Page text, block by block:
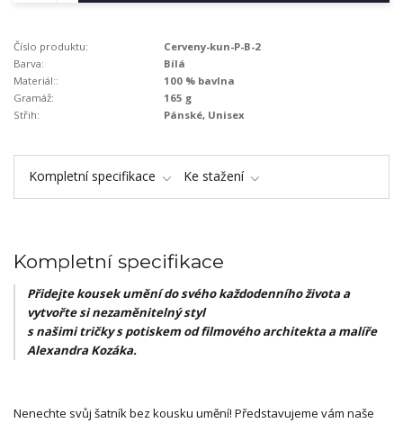
Číslo produktu:
Cerveny-kun-P-B-2
Barva:
Bílá
Materiál::
100 % bavlna
Gramáž:
165 g
Střih:
Pánské, Unisex
Kompletní specifikace Ke stažení
Kompletní specifikace
Přidejte kousek umění do svého každodenního života a
vytvořte si nezaměnitelný styl
s našimi tričky s potiskem od filmového architekta a malíře
Alexandra Kozáka.
Nenechte svůj šatník bez kousku umění! Představujeme vám naše